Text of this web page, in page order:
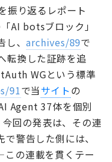
振り返るレポート
AI botsブロック」
し、archives/89で
転換した証跡を追
WGという標準
91で当サイトの
Agent 37体を個別
回の発表は、その連
警告した側には、
の連載を貫くテー